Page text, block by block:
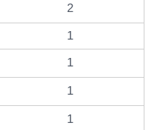
2
1
1
1
1